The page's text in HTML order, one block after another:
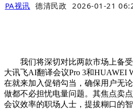
PA视讯 德清民政 2026-01-21
我们将深切对比两款市场上备
大讯飞AI翻译会议Pro 3和HUAWEI
在就来加入促销勾当，确保用户无
做都不必担忧电量问题。其焦点卖
会议效率的职场人士，提拔糊口的